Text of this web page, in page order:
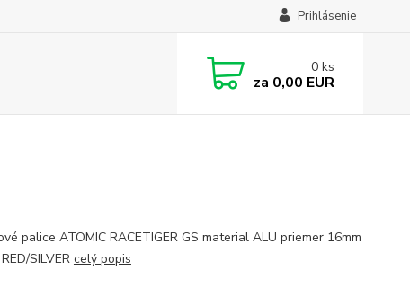
Prihlásenie
0 ks
za 0,00 EUR
palice ATOMIC RACETIGER GS material ALU priemer 16mm
SILVER celý popis